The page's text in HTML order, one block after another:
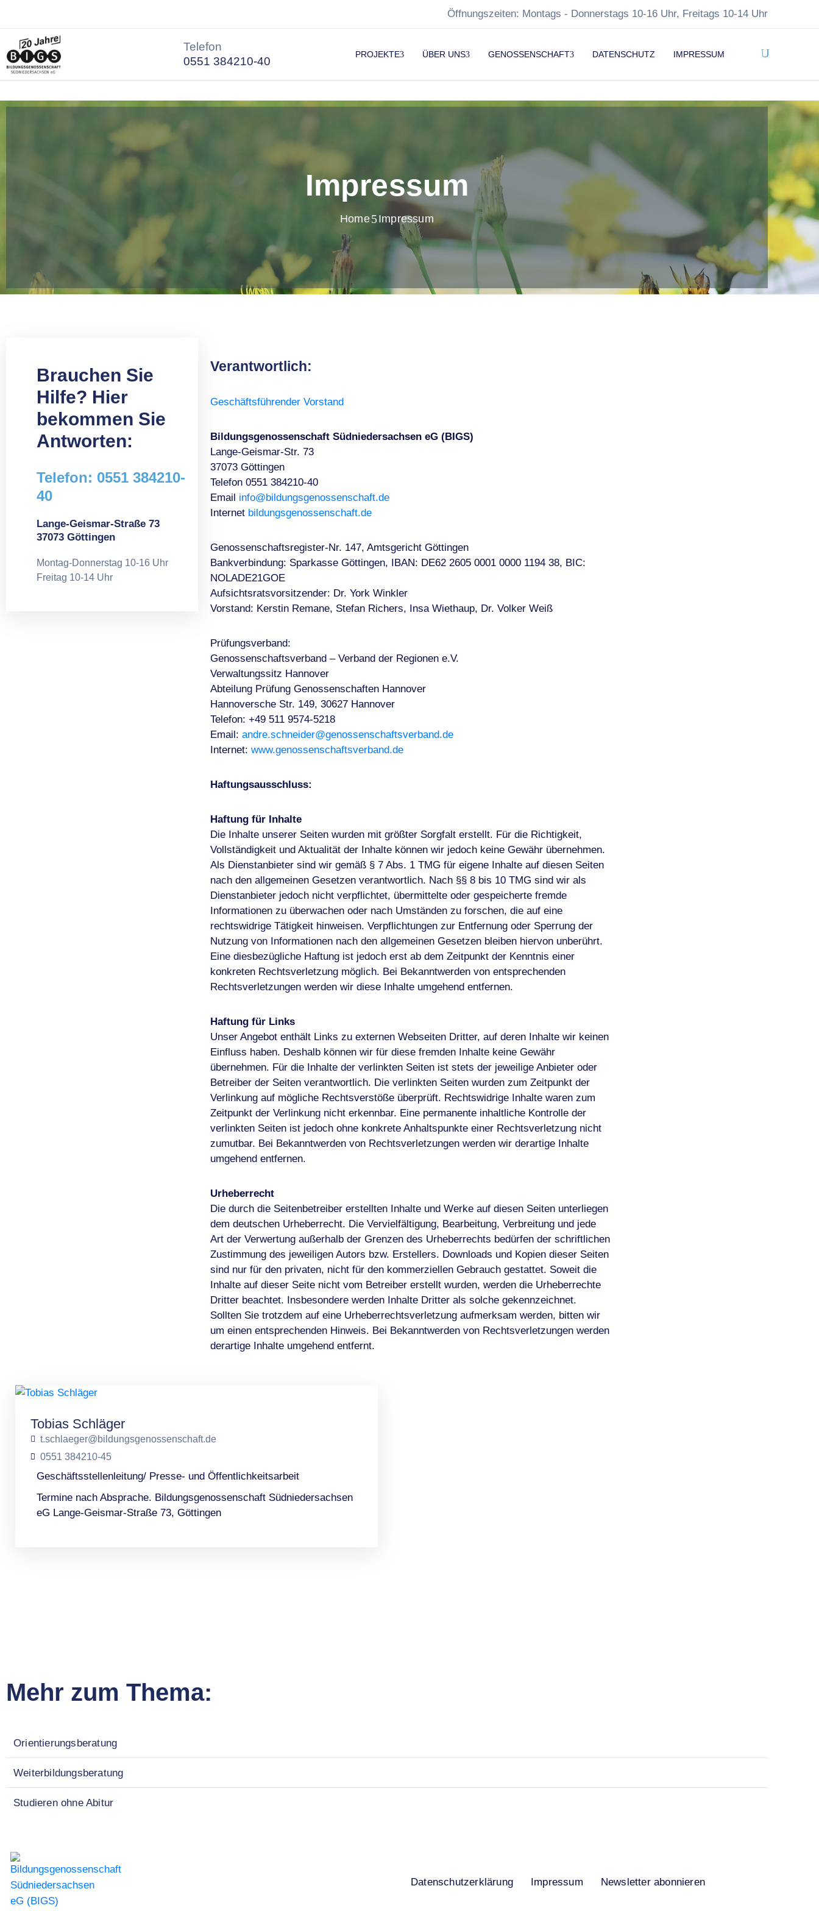
Öffnungszeiten: Montags - Donnerstags 10-16 Uhr, Freitags 10-14 Uhr
Telefon
0551 384210-40
PROJEKTE ÜBER UNS GENOSSENSCHAFT DATENSCHUTZ IMPRESSUM
Impressum
Home Impressum
Brauchen Sie
Hilfe? Hier
bekommen Sie
Antworten:
Telefon: 0551 384210-
40
Lange-Geismar-Straße 73
37073 Göttingen
Montag-Donnerstag 10-16 Uhr
Freitag 10-14 Uhr
Verantwortlich:
Geschäftsführender Vorstand
Bildungsgenossenschaft Südniedersachsen eG (BIGS)
Lange-Geismar-Str. 73
37073 Göttingen
Telefon 0551 384210-40
Email info@bildungsgenossenschaft.de
Internet bildungsgenossenschaft.de
Genossenschaftsregister-Nr. 147, Amtsgericht Göttingen
Bankverbindung: Sparkasse Göttingen, IBAN: DE62 2605 0001 0000 1194 38, BIC:
NOLADE21GOE
Aufsichtsratsvorsitzender: Dr. York Winkler
Vorstand: Kerstin Remane, Stefan Richers, Insa Wiethaup, Dr. Volker Weiß
Prüfungsverband:
Genossenschaftsverband – Verband der Regionen e.V.
Verwaltungssitz Hannover
Abteilung Prüfung Genossenschaften Hannover
Hannoversche Str. 149, 30627 Hannover
Telefon: +49 511 9574-5218
Email:andre.schneider@genossenschaftsverband.de
Internet:www.genossenschaftsverband.de
Haftungsausschluss:
Haftung für Inhalte
Die Inhalte unserer Seiten wurden mit größter Sorgfalt erstellt. Für die Richtigkeit,
Vollständigkeit und Aktualität der Inhalte können wir jedoch keine Gewähr übernehmen.
Als Dienstanbieter sind wir gemäß § 7 Abs. 1 TMG für eigene Inhalte auf diesen Seiten
nach den allgemeinen Gesetzen verantwortlich. Nach §§ 8 bis 10 TMG sind wir als
Dienstanbieter jedoch nicht verpflichtet, übermittelte oder gespeicherte fremde
Informationen zu überwachen oder nach Umständen zu forschen, die auf eine
rechtswidrige Tätigkeit hinweisen. Verpflichtungen zur Entfernung oder Sperrung der
Nutzung von Informationen nach den allgemeinen Gesetzen bleiben hiervon unberührt.
Eine diesbezügliche Haftung ist jedoch erst ab dem Zeitpunkt der Kenntnis einer
konkreten Rechtsverletzung möglich. Bei Bekanntwerden von entsprechenden
Rechtsverletzungen werden wir diese Inhalte umgehend entfernen.
Haftung für Links
Unser Angebot enthält Links zu externen Webseiten Dritter, auf deren Inhalte wir keinen
Einfluss haben. Deshalb können wir für diese fremden Inhalte keine Gewähr
übernehmen. Für die Inhalte der verlinkten Seiten ist stets der jeweilige Anbieter oder
Betreiber der Seiten verantwortlich. Die verlinkten Seiten wurden zum Zeitpunkt der
Verlinkung auf mögliche Rechtsverstöße überprüft. Rechtswidrige Inhalte waren zum
Zeitpunkt der Verlinkung nicht erkennbar. Eine permanente inhaltliche Kontrolle der
verlinkten Seiten ist jedoch ohne konkrete Anhaltspunkte einer Rechtsverletzung nicht
zumutbar. Bei Bekanntwerden von Rechtsverletzungen werden wir derartige Inhalte
umgehend entfernen.
Urheberrecht
Die durch die Seitenbetreiber erstellten Inhalte und Werke auf diesen Seiten unterliegen
dem deutschen Urheberrecht. Die Vervielfältigung, Bearbeitung, Verbreitung und jede
Art der Verwertung außerhalb der Grenzen des Urheberrechts bedürfen der schriftlichen
Zustimmung des jeweiligen Autors bzw. Erstellers. Downloads und Kopien dieser Seiten
sind nur für den privaten, nicht für den kommerziellen Gebrauch gestattet. Soweit die
Inhalte auf dieser Seite nicht vom Betreiber erstellt wurden, werden die Urheberrechte
Dritter beachtet. Insbesondere werden Inhalte Dritter als solche gekennzeichnet.
Sollten Sie trotzdem auf eine Urheberrechtsverletzung aufmerksam werden, bitten wir
um einen entsprechenden Hinweis. Bei Bekanntwerden von Rechtsverletzungen werden
derartige Inhalte umgehend entfernt.
Tobias Schläger
t.schlaeger@bildungsgenossenschaft.de
0551 384210-45
Geschäftsstellenleitung/ Presse- und Öffentlichkeitsarbeit
Termine nach Absprache. Bildungsgenossenschaft Südniedersachsen
eG Lange-Geismar-Straße 73, Göttingen
Mehr zum Thema:
Orientierungsberatung
Weiterbildungsberatung
Studieren ohne Abitur
Datenschutzerklärung Impressum Newsletter abonnieren